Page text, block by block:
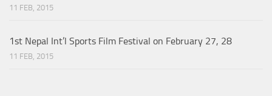
11 FEB, 2015
1st Nepal Int’l Sports Film Festival on February 27, 28
11 FEB, 2015